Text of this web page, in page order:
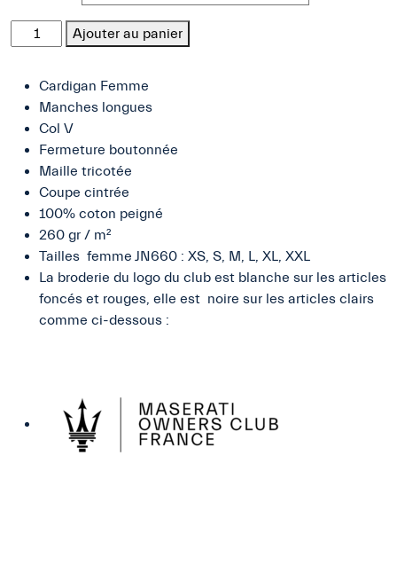
quantité
de
COL
EN
FEMME
Ajouter au panier
Cardigan Femme
Manches longues
Col V
Fermeture boutonnée
Maille tricotée
Coupe cintrée
100% coton peigné
260 gr / m²
Tailles femme JN660 : XS, S, M, L, XL, XXL
La broderie du logo du club est blanche sur les articles
foncés et rouges, elle est noire sur les articles clairs
comme ci-dessous :